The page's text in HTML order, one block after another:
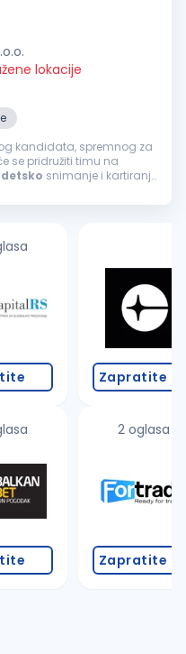
lokacije
kandidata, spremnog za
se pridružiti timu na
snimanje i kartiranje
Zapratite
2 oglasa
Zapratite